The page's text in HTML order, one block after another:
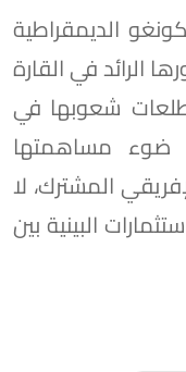
الديمقراطية
الرائد في القارة
شعوبها في
ضوء مساهمتها
المشترك، لا
البينية بين